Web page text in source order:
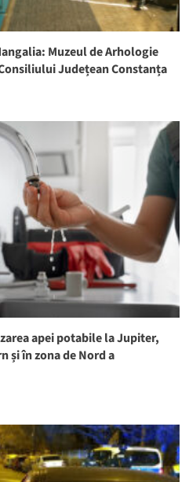
Muzeul de Arhologie
Județean Constanța
apei potabile la Jupiter,
și în zona de Nord a